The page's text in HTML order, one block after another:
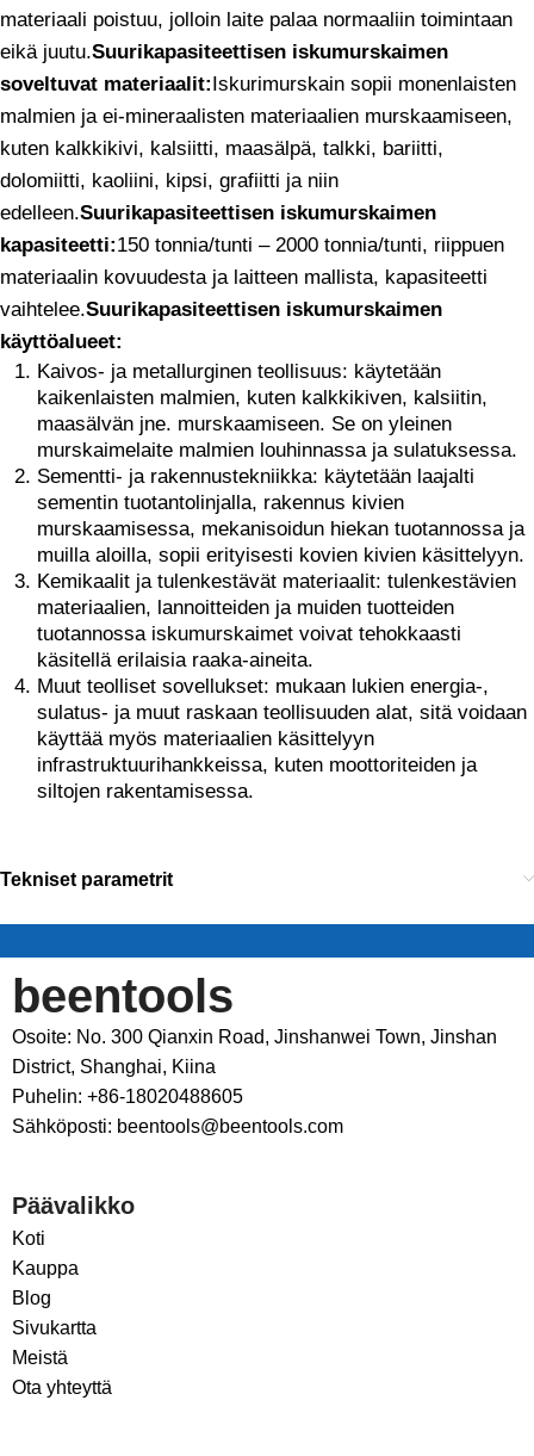
materiaali poistuu, jolloin laite palaa normaaliin toimintaan
eikä juutu.Suurikapasiteettisen iskumurskaimen
soveltuvat materiaalit:Iskurimurskain sopii monenlaisten
malmien ja ei-mineraalisten materiaalien murskaamiseen,
kuten kalkkikivi, kalsiitti, maasälpä, talkki, bariitti,
dolomiitti, kaoliini, kipsi, grafiitti ja niin
edelleen.Suurikapasiteettisen iskumurskaimen
kapasiteetti:150 tonnia/tunti – 2000 tonnia/tunti, riippuen
materiaalin kovuudesta ja laitteen mallista, kapasiteetti
vaihtelee.Suurikapasiteettisen iskumurskaimen
käyttöalueet:
Kaivos- ja metallurginen teollisuus: käytetään
kaikenlaisten malmien, kuten kalkkikiven, kalsiitin,
maasälvän jne. murskaamiseen. Se on yleinen
murskaimelaite malmien louhinnassa ja sulatuksessa.
Sementti- ja rakennustekniikka: käytetään laajalti
sementin tuotantolinjalla, rakennus kivien
murskaamisessa, mekanisoidun hiekan tuotannossa ja
muilla aloilla, sopii erityisesti kovien kivien käsittelyyn.
Kemikaalit ja tulenkestävät materiaalit: tulenkestävien
materiaalien, lannoitteiden ja muiden tuotteiden
tuotannossa iskumurskaimet voivat tehokkaasti
käsitellä erilaisia raaka-aineita.
Muut teolliset sovellukset: mukaan lukien energia-,
sulatus- ja muut raskaan teollisuuden alat, sitä voidaan
käyttää myös materiaalien käsittelyyn
infrastruktuurihankkeissa, kuten moottoriteiden ja
siltojen rakentamisessa.
Tekniset parametrit
beentools
Osoite: No. 300 Qianxin Road, Jinshanwei Town, Jinshan
District, Shanghai, Kiina
Puhelin: +86-18020488605
Sähköposti: beentools@beentools.com
Päävalikko
Koti
Kauppa
Blog
Sivukartta
Meistä
Ota yhteyttä